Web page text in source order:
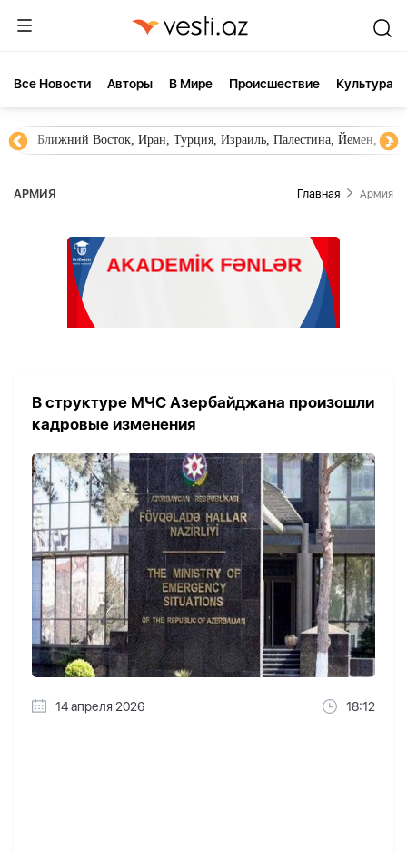
Все Новости Aвторы В Мире Происшествие Культура
Ближний Восток, Иран, Турция, Израиль, Палестина, Йемен,
АРМИЯ Главная Армия
В структуре МЧС Азербайджана произошли
кадровые изменения
14 апреля 2026 18:12